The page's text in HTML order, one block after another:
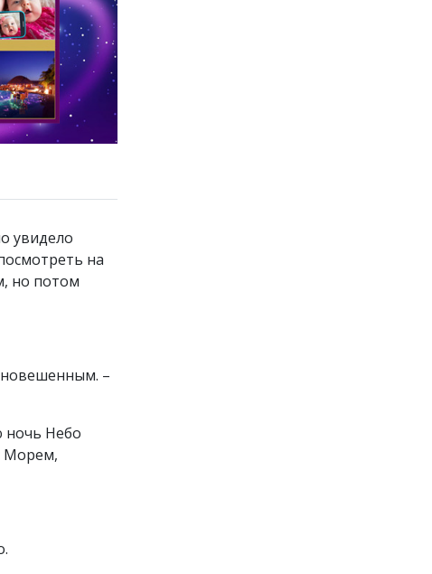
увидело
на
но потом
–
ночь Небо
Морем,